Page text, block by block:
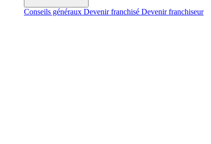
Conseils généraux Devenir franchisé Devenir franchiseur